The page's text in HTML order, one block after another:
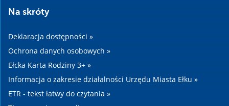
Na skróty
Deklaracja dostępności »
Ochrona danych osobowych »
Ełcka Karta Rodziny 3+ »
Informacja o zakresie działalności Urzędu Miasta Ełku »
ETR - tekst łatwy do czytania »